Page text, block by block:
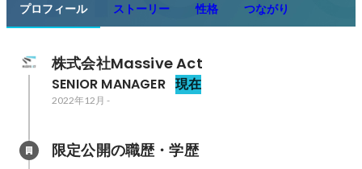
プロフィール ストーリー 性格 つながり
株式会社Massive Act
SENIOR MANAGER 現在
2022年12月 -
限定公開の職歴・学歴